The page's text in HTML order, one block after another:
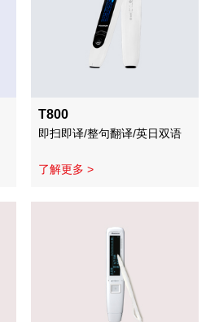
T800
即扫即译/整句翻译/英日双语
了解更多 >